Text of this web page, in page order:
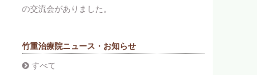
の交流会がありました。
竹重治療院ニュース・お知らせ
すべて